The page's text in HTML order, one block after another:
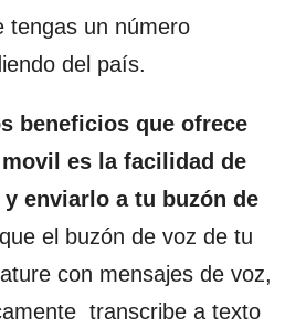
tengas un número
del país.
beneficios que ofrece
es la facilidad de
enviarlo a tu buzón de
el buzón de voz de tu
con mensajes de voz,
transcribe a texto